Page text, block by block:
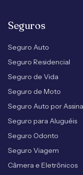
Seguros
Seguro Auto
Seguro Residencial
Seguro de Vida
Seguro de Moto
Seguro Auto por
Seguro para Aluguéis
Seguro Odonto
Seguro Viagem
Câmera e Eletrônicos